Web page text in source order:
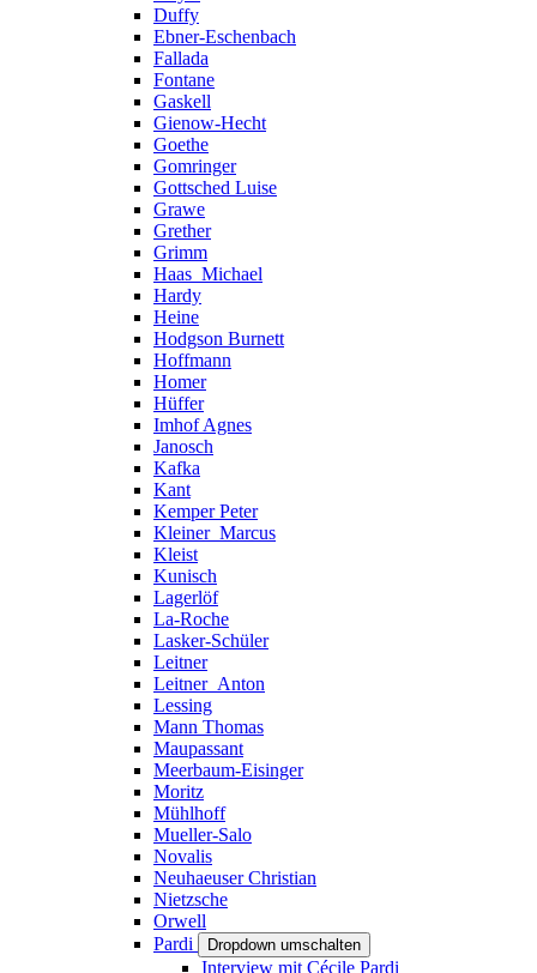
Duffy
Ebner-Eschenbach
Fallada
Fontane
Gaskell
Gienow-Hecht
Goethe
Gomringer
Gottsched Luise
Grawe
Grether
Grimm
Haas_Michael
Hardy
Heine
Hodgson Burnett
Hoffmann
Homer
Hüffer
Imhof Agnes
Janosch
Kafka
Kant
Kemper Peter
Kleiner_Marcus
Kleist
Kunisch
Lagerlöf
La-Roche
Lasker-Schüler
Leitner
Leitner_Anton
Lessing
Mann Thomas
Maupassant
Meerbaum-Eisinger
Moritz
Mühlhoff
Mueller-Salo
Novalis
Neuhaeuser Christian
Nietzsche
Orwell
Pardi
Dropdown umschalten
Interview mit Cécile Pardi